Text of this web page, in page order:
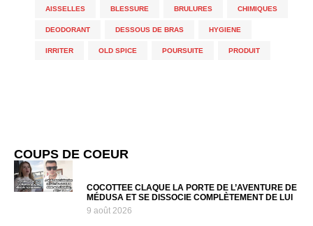
AISSELLES BLESSURE BRULURES CHIMIQUES
DEODORANT DESSOUS DE BRAS HYGIENE
IRRITER OLD SPICE POURSUITE PRODUIT
COUPS DE COEUR
COCOTTEE CLAQUE LA PORTE DE L’AVENTURE DE
MÉDUSA ET SE DISSOCIE COMPLÈTEMENT DE LUI
9 août 2026